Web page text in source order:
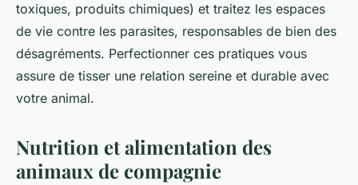
toxiques, produits chimiques) et traitez les espaces
de vie contre les parasites, responsables de bien des
désagréments. Perfectionner ces pratiques vous
assure de tisser une relation sereine et durable avec
votre animal.
Nutrition et alimentation des
animaux de compagnie